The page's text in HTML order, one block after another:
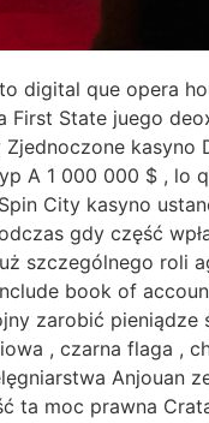
digital que opera
State juego
kasyno
A 1 000 000 $ , lo
City kasyno
gdy część
szczególnego roli
book of
zarobić
, czarna flaga ,
Anjouan
moc prawna